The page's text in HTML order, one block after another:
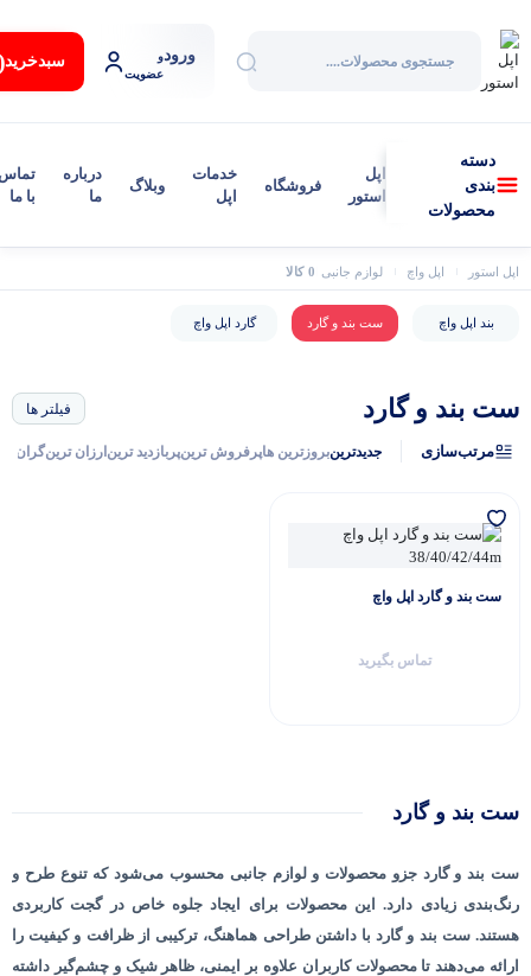
ورودو
عضویت
سبد‌خرید
دسته
بندی
محصولات
اپل
استور
فروشگاه
خدمات
اپل
وبلاگ
درباره
ما
با ما
اپل استور اپل واچ لوازم جانبی اپل واچ
0 کالا
بند اپل واچ ست بند و گارد گارد اپل واچ
ست بند و گارد فیلتر ها
مرتب‌سازی جدیدترینبروزترین هاپرفروش ترینپربازدید ترینارزان ترینگران
ست بند و گارد اپل واچ
تماس بگیرید
ست بند و گارد
ست بند و گارد جزو محصولات و لوازم جانبی محسوب می‌شود که تنوع طرح و
رنگ‌بندی زیادی دارد. این محصولات برای ایجاد جلوه خاص در گجت کاربردی
هستند. ست بند و گارد با داشتن طراحی هماهنگ، ترکیبی از ظرافت و کیفیت را
ارائه می‌دهند تا محصولات کاربران علاوه بر ایمنی، ظاهر شیک و چشم‌گیر داشته
در حال اتصال...